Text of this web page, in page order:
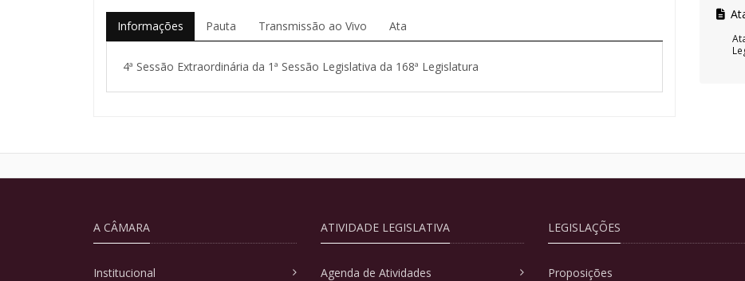
Informações Pauta Transmissão ao Vivo Ata
4ª Sessão Extraordinária da 1ª Sessão Legislativa da 168ª Legislatura
A CÂMARA
Institucional
ATIVIDADE LEGISLATIVA
Agenda de Atividades
LEGISLAÇÕES
Proposições